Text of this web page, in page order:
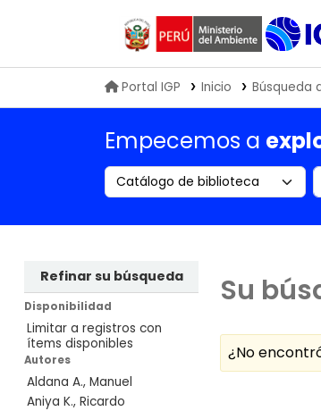
Portal IGP Inicio Búsqueda
Empecemos a
Search the catalog by:
Refinar su búsqueda
Disponibilidad
Limitar a registros con
ítems disponibles
Autores
Aldana A., Manuel
Aniya K., Ricardo
Su
¿No